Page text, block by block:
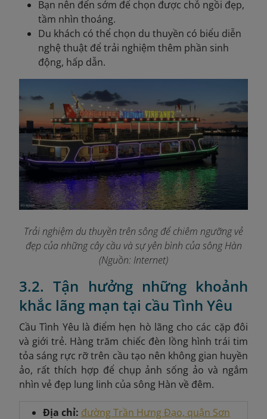
Bạn nên đến sớm để chọn được chỗ ngồi đẹp,
tầm nhìn thoáng.
Du khách có thể chọn du thuyền có biểu diễn
nghệ thuật để trải nghiệm thêm phần sinh
động, hấp dẫn.
Trải nghiệm du thuyền trên sông để chiêm ngưỡng vẻ
đẹp của những cây cầu và sự yên bình của sông Hàn
(Nguồn: Internet)
3.2. Tận hưởng những khoảnh
khắc lãng mạn tại cầu Tình Yêu
Cầu Tình Yêu là điểm hẹn hò lãng cho các cặp đôi
và giới trẻ. Hàng trăm chiếc đèn lồng hình trái tim
tỏa sáng rực rỡ trên cầu tạo nên không gian huyền
ảo, rất thích hợp để chụp ảnh sống ảo và ngắm
nhìn vẻ đẹp lung linh của sông Hàn về đêm.
Địa chỉ: đường Trần Hưng Đạo, quận Sơn